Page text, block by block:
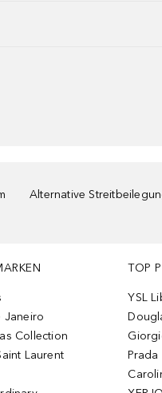
Alternative
Janeiro
Collection
Laurent
TOP
YSL
Prada